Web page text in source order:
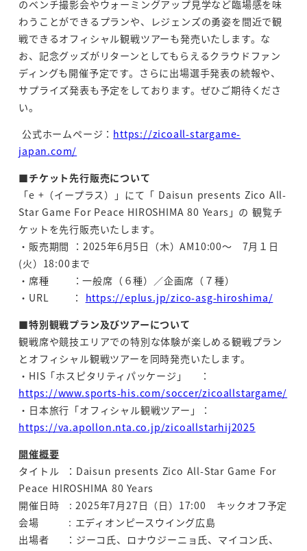
のベンチ撮影会やウォーミングアップ見学など臨場感を味
わうことができるプランや、レジェンズの勇姿を間近で観
戦できるオフィシャル観戦ツアーも発売いたします。な
お、記念グッズがリターンとしてもらえるクラウドファン
ディングも開催予定です。さらに出場選手発表の続報や、
サプライズ発表も予定をしております。ぜひご期待くださ
い。
公式ホームページ： https://zicoall-stargame-
japan.com/
■チケット先行販売について
「e +（イープラス）」にて「 Daisun presents Zico All-
Star Game For Peace HIROSHIMA 80 Years」の 観覧チ
ケットを先行販売いたします。
・販売期間 ：2025年6月5日（木）AM10:00～ 7月１日
(火）18:00まで
・席種 ：一般席（６種）／企画席（７種）
・URL ： https://eplus.jp/zico-asg-hiroshima/
■特別観戦プラン及びツアーについて
観戦席や競技エリアでの特別な体験が楽しめる観戦プラン
とオフィシャル観戦ツアーを同時発売いたします。
・HIS「ホスピタリティパッケージ」 ：
https://www.sports-his.com/soccer/zicoallstargame/
・日本旅行「オフィシャル観戦ツアー」：
https://va.apollon.nta.co.jp/zicoallstarhij2025
開催概要
タイトル ：Daisun presents Zico All-Star Game For
Peace HIROSHIMA 80 Years
開催日時 : 2025年7月27日（日）17:00 キックオフ予定
会場 : エディオンピースウイング広島
出場者 ：ジーコ氏、ロナウジーニョ氏、マイコン氏、